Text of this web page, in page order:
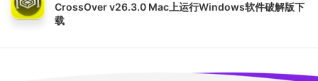
CrossOver v26.3.0 Mac上运行Windows软件破解版下
载